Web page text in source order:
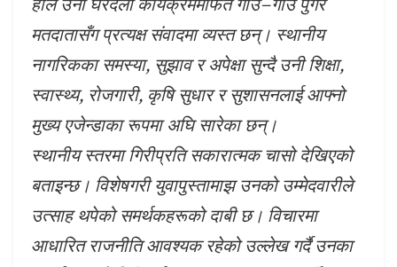
मतदातासँग प्रत्यक्ष संवादमा व्यस्त छन्। स्थानीय
नागरिकका समस्या, सुझाव र अपेक्षा सुन्दै उनी शिक्षा,
स्वास्थ्य, रोजगारी, कृषि सुधार र सुशासनलाई आफ्नो
मुख्य एजेन्डाका रूपमा अघि सारेका छन्।
स्थानीय स्तरमा गिरीप्रति सकारात्मक चासो देखिएको
बताइन्छ। विशेषगरी युवापुस्तामाझ उनको उम्मेदवारीले
उत्साह थपेको समर्थकहरूको दाबी छ। विचारमा
आधारित राजनीति आवश्यक रहेको उल्लेख गर्दै उनका